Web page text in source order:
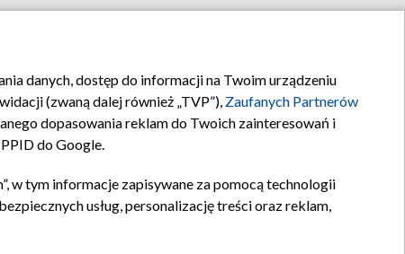
Kontakt
danych, dostęp do informacji na Twoim urządzeniu
(zwaną dalej również „TVP”), Zaufanych Partnerów
dopasowania reklam do Twoich zainteresowań i
do Google.
w tym informacje zapisywane za pomocą technologii
usług, personalizację treści oraz reklam,